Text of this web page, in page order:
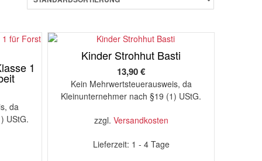
1
da
UStG.
Kinder Strohhut Basti
13,90€
Kein Mehrwertsteuerausweis, da
Kleinunternehmer nach §19 (1) UStG.
zzgl. Versandkosten
Lieferzeit: 1 - 4 Tage